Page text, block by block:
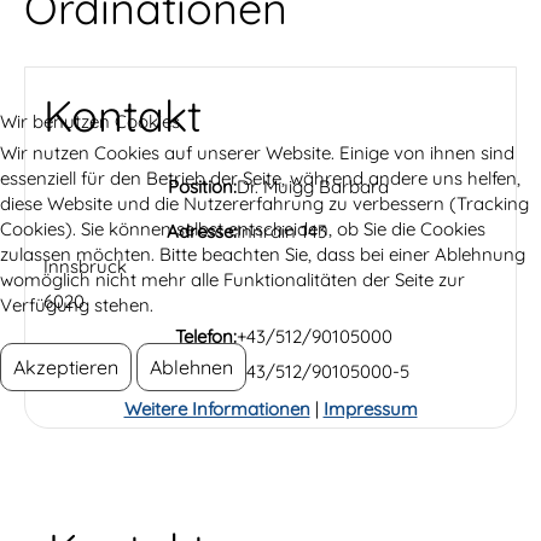
Kontakt
Position:Dr. Muigg Barbara
Adresse:Innrain 143
Innsbruck
6020
Telefon:+43/512/90105000
Fax:
+43/512/90105000-5
Wir benutzen Cookies
Wir nutzen Cookies auf unserer Website. Einige von ihnen sind
essenziell für den Betrieb der Seite, während andere uns helfen,
diese Website und die Nutzererfahrung zu verbessern (Tracking
Cookies). Sie können selbst entscheiden, ob Sie die Cookies
zulassen möchten. Bitte beachten Sie, dass bei einer Ablehnung
womöglich nicht mehr alle Funktionalitäten der Seite zur
Verfügung stehen.
Akzeptieren Ablehnen
Weitere Informationen| Impressum